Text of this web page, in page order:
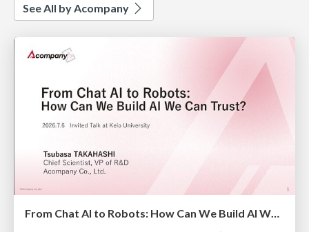
See All by Acompany
From Chat AI to Robots: How Can We Build AI We Can Trust?